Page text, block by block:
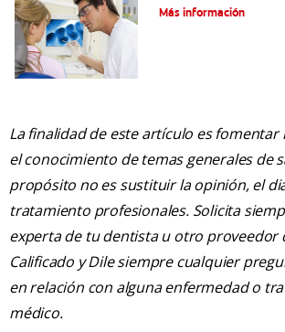
Más información
La finalidad de este artículo es fomentar
el conocimiento de temas generales de
propósito no es sustituir la opinión, el
tratamiento profesionales. Solicita
experta de tu dentista u otro proveedor
Calificado y Dile siempre cualquier
en relación con alguna enfermedad o
médico.